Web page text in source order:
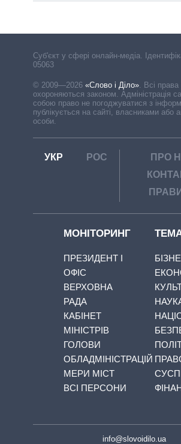
Cуб'єкт у сфері онлайн-медіа.
05063
© 2009—2026 «Слово і Діло». Всі права
охороняються законом. Адміністрація
собою право не погоджуватися з
публікується на сайті, власниками або
особи.
УКР РОС
ПРО
МОНІТОРИНГ
ПРЕЗИДЕНТ І
ОФІС
ВЕРХОВНА
РАДА
КАБІНЕТ
МІНІСТРІВ
ГОЛОВИ
ОБЛАДМІНІСТРАЦІЙ
МЕРИ МІСТ
ВСІ ПЕРСОНИ
info@slovoidilo.ua